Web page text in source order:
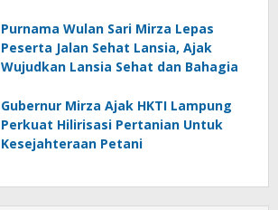
Purnama Wulan Sari Mirza Lepas
Peserta Jalan Sehat Lansia, Ajak
Wujudkan Lansia Sehat dan Bahagia
Gubernur Mirza Ajak HKTI Lampung
Perkuat Hilirisasi Pertanian Untuk
Kesejahteraan Petani